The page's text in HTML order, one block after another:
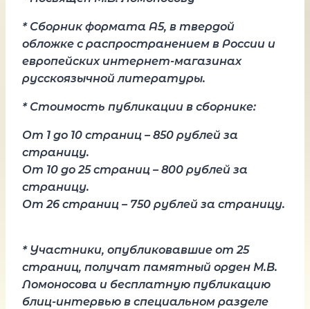
* Сборник формата А5, в твердой
обложке с распространением в России и
европейских интернет-магазинах
русскоязычной литературы.
* Стоимость публикации в сборнике:
От 1 до 10 страниц – 850 рублей за
страницу.
От 10 до 25 страниц – 800 рублей за
страницу.
От 26 страниц – 750 рублей за страницу.
* Участники, опубликовавшие от 25
страниц, получат памятный орден М.В.
Ломоносова и бесплатную публикацию
блиц-интервью в специальном разделе